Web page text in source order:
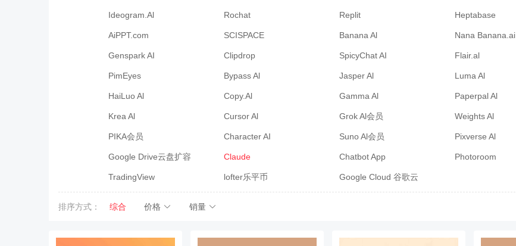
Ideogram.Al Rochat Replit Heptabase
AiPPT.com SCISPACE Banana Al Nana Banana.ai
Genspark AI Clipdrop SpicyChat AI Flair.al
PimEyes Bypass Al Jasper Al Luma Al
HaiLuo Al Copy.Al Gamma Al Paperpal Al
Krea Al Cursor Al Grok Al会员 Weights Al
PIKA会员 Character AI Suno Al会员 Pixverse Al
Google Drive云盘扩容 Claude Chatbot App Photoroom
TradingView lofter乐平币 Google Cloud 谷歌云
排序方式： 综合 价格 销量